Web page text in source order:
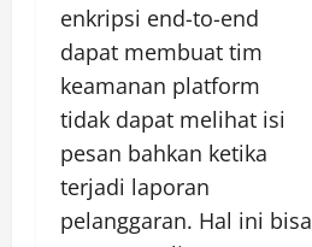
enkripsi end-to-end
dapat membuat tim
keamanan platform
tidak dapat melihat isi
pesan bahkan ketika
terjadi laporan
pelanggaran. Hal ini bisa